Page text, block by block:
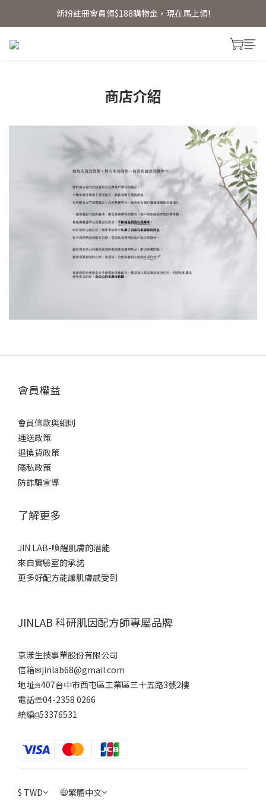
新粉註冊會員領$188購物金，現在馬上領!
新粉註冊會員領$188購物金，現在馬上領!
商店介紹
會員權益
會員條款與細則
運送政策
退換貨政策
隱私政策
防詐騙宣導
了解更多
JIN LAB-喚醒肌膚的潛能
來自實驗室的承諾
更多好配方能讓肌膚感受到
JINLAB 科研肌因配方師專屬品牌
京漾生技事業股份有限公司
信箱✉jinlab68@gmail.com
地址𖠿407台中市西屯區工業區三十五路3號2樓
電話☏04-2358 0266
統編⎙53376531
$ TWD 繁體中文